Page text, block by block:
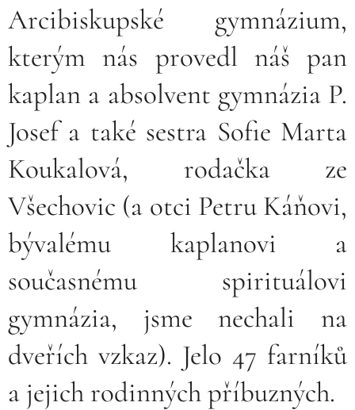
Arcibiskupské gymnázium,
kterým nás provedl náš pan
kaplan a absolvent gymnázia P.
Josef a také sestra Sofie Marta
Koukalová, rodačka ze
Všechovic (a otci Petru Káňovi,
bývalému kaplanovi a
současnému spirituálovi
gymnázia, jsme nechali na
dveřích vzkaz). Jelo 47 farníků
a jejich rodinných příbuzných.